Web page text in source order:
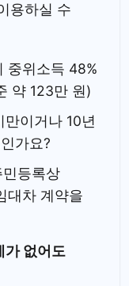
용하실 수
중위소득 48%
약 123만 원)
이거나 10년
가요?
등록상
대차 계약을
가 없어도